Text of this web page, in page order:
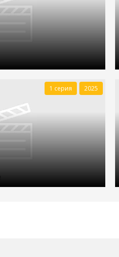
1 серия 2025